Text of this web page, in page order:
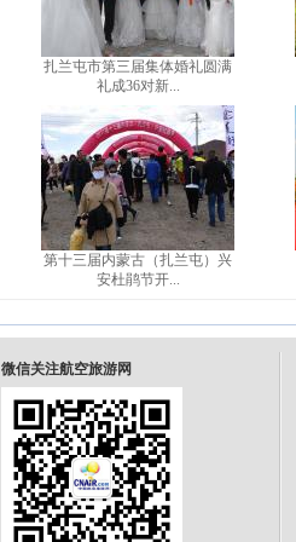
扎兰屯市第三届集体婚礼圆满
礼成36对新...
第十三届内蒙古（扎兰屯）兴
安杜鹃节开...
微信关注航空旅游网